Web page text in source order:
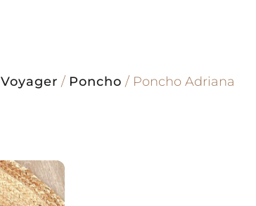
Voyager / Poncho / Poncho Adriana